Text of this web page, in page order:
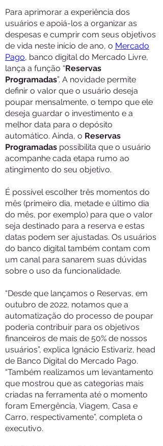
Para aprimorar a experiência dos
usuários e apoiá-los a organizar as
despesas e cumprir com seus objetivos
de vida neste início de ano, o Mercado
Pago, banco digital do Mercado Livre,
lança a função “Reservas
Programadas”. A novidade permite
definir o valor que o usuário deseja
poupar mensalmente, o tempo que ele
deseja guardar o investimento e a
melhor data para o depósito
automático. Ainda, o Reservas
Programadas possibilita que o usuário
acompanhe cada etapa rumo ao
atingimento do seu objetivo.
É possível escolher três momentos do
mês (primeiro dia, metade e último dia
do mês, por exemplo) para que o valor
seja destinado para a reserva e estas
datas podem ser ajustadas. Os usuários
do banco digital também contam com
um canal para sanarem suas dúvidas
sobre o uso da funcionalidade.
“Desde que lançamos o Reservas, em
outubro de 2022, notamos que a
automatização do processo de poupar
poderia contribuir para os objetivos
financeiros de mais de 50% de nossos
usuários”, explica Ignácio Estivariz, head
de Banco Digital do Mercado Pago.
“Também realizamos um levantamento
que mostrou que as categorias mais
criadas na ferramenta até o momento
foram Emergência, Viagem, Casa e
Carro, respectivamente”, completa o
executivo.